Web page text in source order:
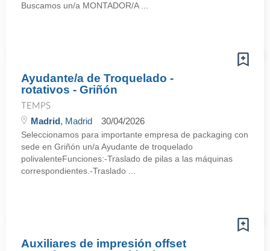
Buscamos un/a MONTADOR/A ...
Ayudante/a de Troquelado -
rotativos - Griñón
TEMPS
Madrid, Madrid 30/04/2026
Seleccionamos para importante empresa de packaging con
sede en Griñón un/a Ayudante de troquelado
polivalenteFunciones:-Traslado de pilas a las máquinas
correspondientes.-Traslado ...
Auxiliares de impresión offset